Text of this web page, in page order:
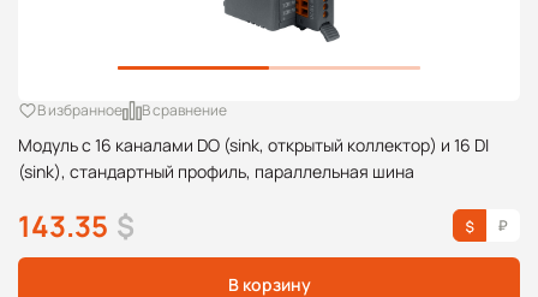
Модуль с 16 каналами DO (sink, открытый коллектор) и 16 DI
(sink), стандартный профиль, параллельная шина
В избранное В сравнение
143.35 $
В корзину